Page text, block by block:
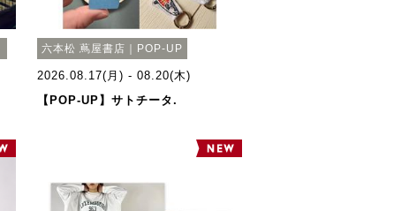
六本松 蔦屋書店｜POP-UP
2026.08.17(月) - 08.20(木)
【POP-UP】サトチータ.